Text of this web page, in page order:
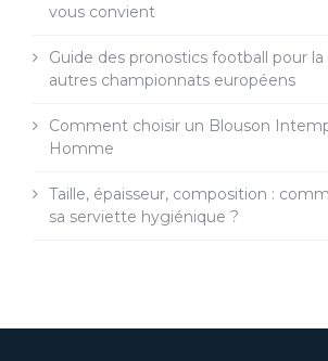
vous convient
Guide des pronostics football pour
autres championnats européens
Comment choisir un Blouson
Homme
Taille, épaisseur, composition :
sa serviette hygiénique ?